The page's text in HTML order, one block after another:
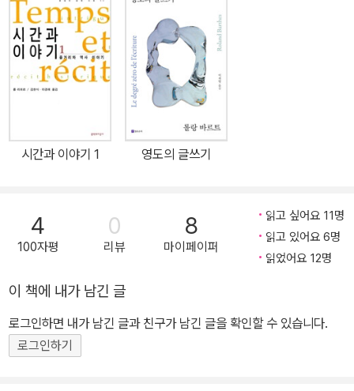
를 번역했으며, 1996년 한국일보 출판문화상(번역 부문)을 수상했
다. 지은 책으로 『소쉬르의 『일반언어학 강의』 읽기』『구조에서 감성
으로』『도시 인간학』『호모 모빌리쿠스』『기호, 리듬, 우주』『디지털 언
어와 인문학의 변형』『로고스에서 뮈토스까지』『현대 기호학 강의』 등
다수가 있다. 2024년 벨기에 인문학 전문 출판사 아카데미아Editio
ns Academia에서 운영하는 유럽 최고의 언어 이론 총서에 동양인
최초로 프랑스어 단독 저서 『비교 그라마톨로지 시론: 상호매체성의
인류 기호학Essais de grammatologie comparee: Pour une a
쟁명기라 할 수 있는 1960년대 중반기에 접어들면서 프랑스 철학계
를 넘어 세계 사상계의 찬란한 혜성으로 출현한다. 야콥슨의 언어학,
레비스트로스의 구조인류학, 라캉의 혁명적인 정신분석학이 태동하
던 이 시기에 데리다의 성찰은 다른 모든 사상의 지평을 넘어서는 저
편을 가리키고 있으며, 그가 개진하는 이론들은 새로운 사유와 패러
다임의 전환 내지는 급선회를 성립하는 사건이라 할 만하다. 통상적
으로 그라마톨로지에서 그 같은 사상의 전환은 크게 세 방향에서 이
루어진다. 첫째, 서양 형이상학의 토대를 받쳐 주는 텍스트들에 대한
자 언어의 고전적 이분법을 넘어서는 새로운 문자 내지는 글쓰기의
학문, 셋째, 이로부터 창발하는 차이의 사상이 그것이다. 예컨대 문자
와 관련하여 데리다에게 그라마톨로지라는 학문은 서양 2500년 동
개념이 무대에 모습을 드러낸다. 달리 말해서, 에크리튀르의 시작은
언어의 역사에서 새로운 사건이 아니라, 이미 시작부터 그 안에 각인
된 그 무엇이다. 즉 언어는 이미 늘 에크리튀르였다는 것이다. 데리다
시간과 이야기 1 영도의 글쓰기
4
100자평
0
리뷰
8
마이페이퍼
읽고 싶어요 11명
읽고 있어요 6명
읽었어요 12명
이 책에 내가 남긴 글
로그인하면 내가 남긴 글과 친구가 남긴 글을 확인할 수 있습니다.
로그인하기